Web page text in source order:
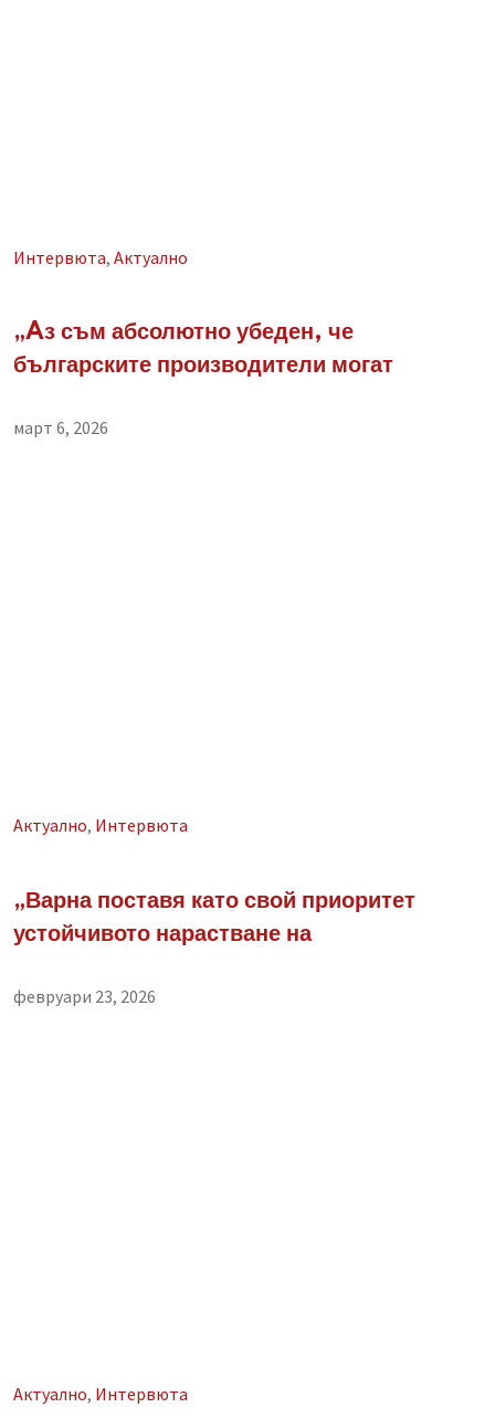
Интервюта, Aктуално
„Aз съм абсолютно убеден, че
българските производители могат
март 6, 2026
Aктуално, Интервюта
„Варна поставя като свой приоритет
устойчивото нарастване на
февруари 23, 2026
Aктуално, Интервюта